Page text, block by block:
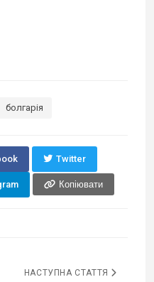
болгарія
Twitter
Копіювати
НАСТУПНА СТАТТЯ